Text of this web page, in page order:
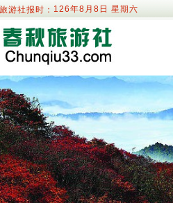
游社报时： 126年8月8日 星期六